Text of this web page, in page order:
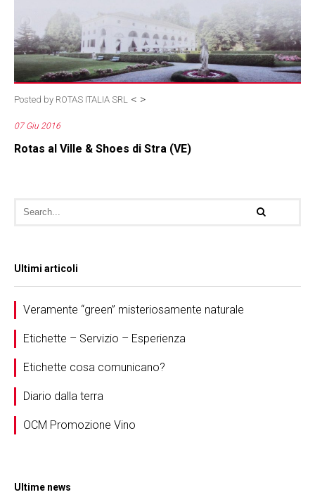
<
Posted by ROTAS ITALIA SRL >
07 Giu 2016
Rotas al Ville & Shoes di Stra (VE)
Ultimi articoli
Veramente “green” misteriosamente naturale
Etichette – Servizio – Esperienza
Etichette cosa comunicano?
Diario dalla terra
OCM Promozione Vino
Ultime news